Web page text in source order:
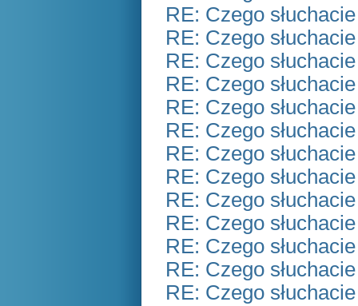
RE: Czego
RE: Czego
RE: Czego
RE: Czego
RE: Czego
RE: Czego
RE: Czego
RE: Czego
RE: Czego
RE: Czego
RE: Czego
RE: Czego
RE: Czego